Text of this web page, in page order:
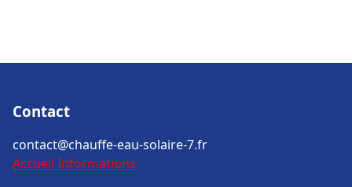
Contact
contact@chauffe-eau-solaire-7.fr
Accueil Informations